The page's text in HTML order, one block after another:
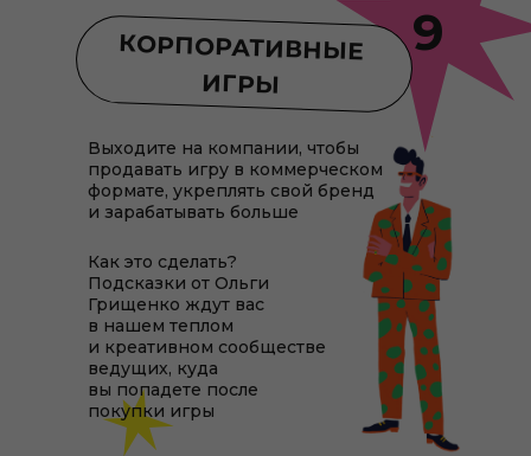
9
Выходите на компании, чтобы
продавать игру в коммерческом
формате, укреплять свой бренд
и зарабатывать больше
КОРПОРАТИВНЫЕ
ИГРЫ
Как это сделать?
Подсказки от Ольги
Грищенко ждут вас
в нашем теплом
и креативном сообществе
ведущих, куда
вы попадете после
покупки игры